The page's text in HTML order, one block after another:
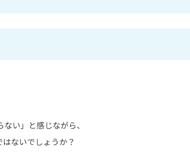
い」 と感じながら、
ないでしょうか？